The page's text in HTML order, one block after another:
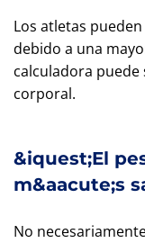
Los atletas
debido a una
calculadora
corporal.
&iquest;El
m&aacute;s
No